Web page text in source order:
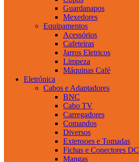
Guardanapos
Mexedores
Equipamentos
Acessórios
Cafeteiras
Jarros Eletricos
Limpeza
Máquinas Café
Eletrónica
Cabos e Adaptadores
BNC
Cabo TV
Carregadores
Comandos
Diversos
Extensoes e Tomadas
Fichas e Conectores DC
Mangas